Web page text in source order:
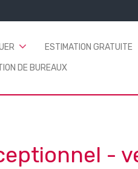
ESTIMATION GRATUITE
DE BUREAUX
-